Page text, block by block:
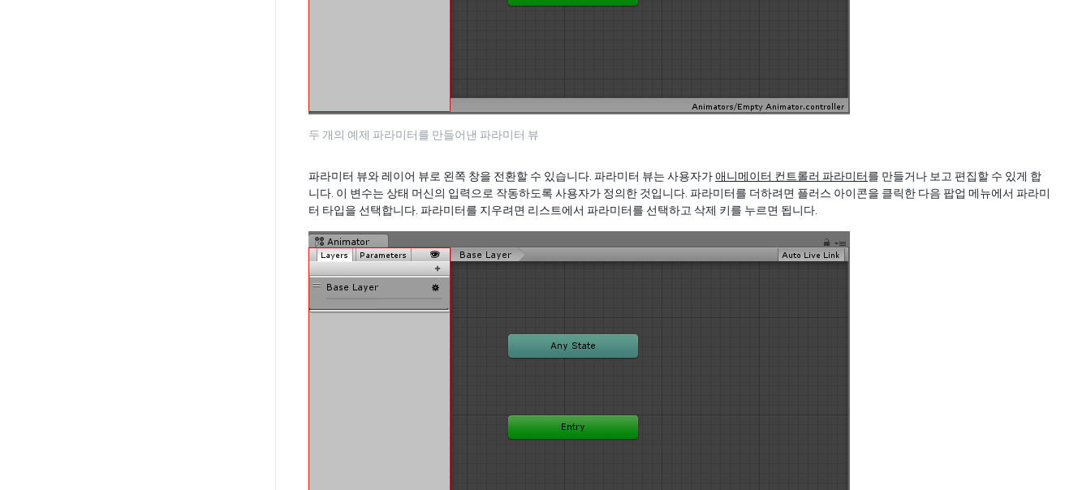
두 개의 예제 파라미터를 만들어낸 파라미터 뷰
파라미터 뷰와 레이어 뷰로 왼쪽 창을 전환할 수 있습니다. 파라미터 뷰는 사용자가애니메이터 컨트롤러 파라미터를 만들거나 보고 편집할 수 있게 합
니다. 이 변수는 상태 머신의 입력으로 작동하도록 사용자가 정의한 것입니다. 파라미터를 더하려면 플러스 아이콘을 클릭한 다음 팝업 메뉴에서 파라미
터 타입을 선택합니다. 파라미터를 지우려면 리스트에서 파라미터를 선택하고 삭제 키를 누르면 됩니다.